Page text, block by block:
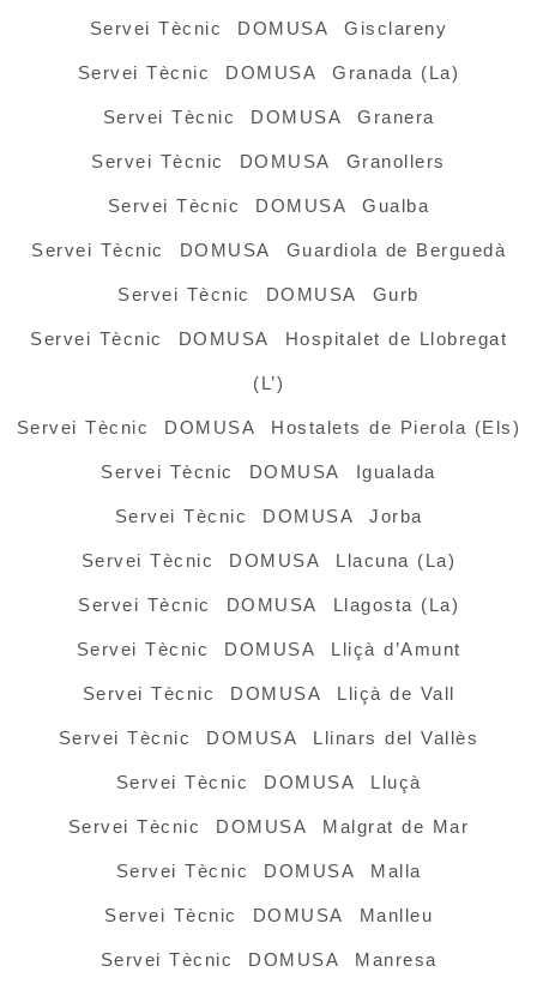
Servei Tècnic DOMUSA Gisclareny
Servei Tècnic DOMUSA Granada (La)
Servei Tècnic DOMUSA Granera
Servei Tècnic DOMUSA Granollers
Servei Tècnic DOMUSA Gualba
Servei Tècnic DOMUSA Guardiola de Berguedà
Servei Tècnic DOMUSA Gurb
Servei Tècnic DOMUSA Hospitalet de Llobregat
(L’)
Servei Tècnic DOMUSA Hostalets de Pierola (Els)
Servei Tècnic DOMUSA Igualada
Servei Tècnic DOMUSA Jorba
Servei Tècnic DOMUSA Llacuna (La)
Servei Tècnic DOMUSA Llagosta (La)
Servei Tècnic DOMUSA Lliçà d’Amunt
Servei Tècnic DOMUSA Lliçà de Vall
Servei Tècnic DOMUSA Llinars del Vallès
Servei Tècnic DOMUSA Lluçà
Servei Tècnic DOMUSA Malgrat de Mar
Servei Tècnic DOMUSA Malla
Servei Tècnic DOMUSA Manlleu
Servei Tècnic DOMUSA Manresa